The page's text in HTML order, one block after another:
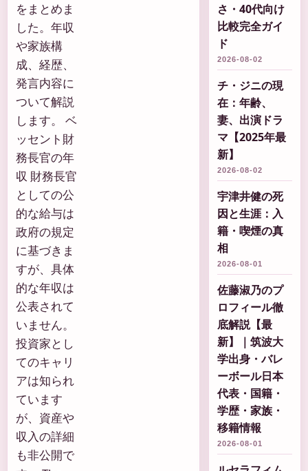
をまとめま
した。年収
や家族構
成、経歴、
発言内容に
ついて解説
します。 ベ
ッセント財
務長官の年
収 財務長官
としての公
的な給与は
政府の規定
に基づきま
すが、具体
的な年収は
公表されて
いません。
投資家とし
てのキャリ
アは知られ
ています
が、資産や
収入の詳細
も非公開で
さ・40代向け
比較完全ガイ
ド
2026-08-02
チ・ジニの現
在：年齢、
妻、出演ドラ
マ【2025年最
新】
2026-08-02
宇津井健の死
因と生涯：入
籍・喫煙の真
相
2026-08-01
佐藤淑乃のプ
ロフィール徹
底解説【最
新】｜筑波大
学出身・バレ
ーボール日本
代表・国籍・
学歴・家族・
移籍情報
2026-08-01